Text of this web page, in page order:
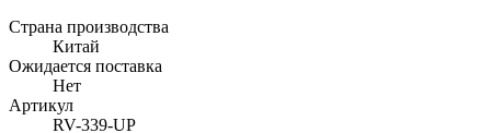
Страна производства
Китай
Ожидается поставка
Нет
Артикул
RV-339-UP